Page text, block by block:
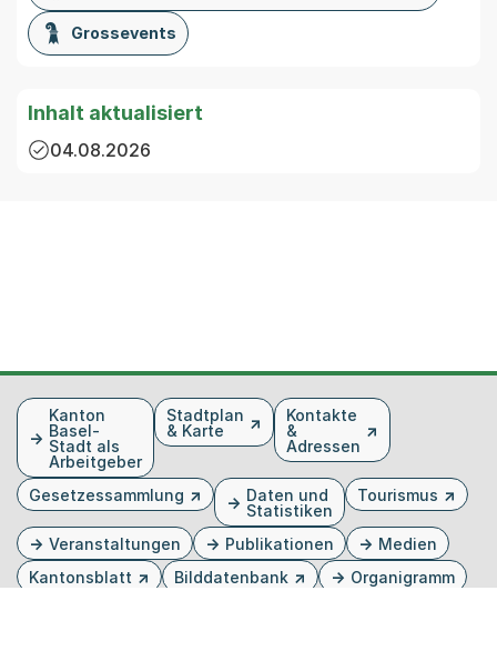
Grossevents
Inhalt aktualisiert
04.08.2026
FusszeileKanton
Basel-
Stadt als
Arbeitgeber
Stadtplan
& Karte
Kontakte
&
Adressen
Gesetzessammlung
Daten und
Statistiken
Tourismus
Veranstaltungen Publikationen
Medien
Kantonsblatt
Bilddatenbank
Organigramm